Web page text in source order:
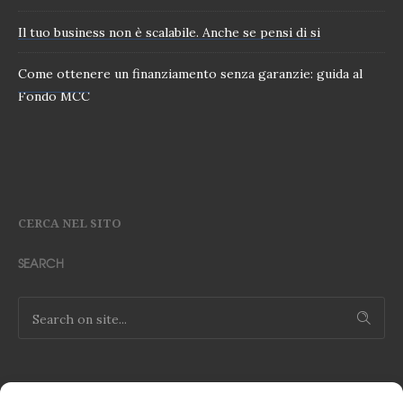
Il tuo business non è scalabile. Anche se pensi di si
Come ottenere un finanziamento senza garanzie: guida al
Fondo MCC
CERCA NEL SITO
SEARCH